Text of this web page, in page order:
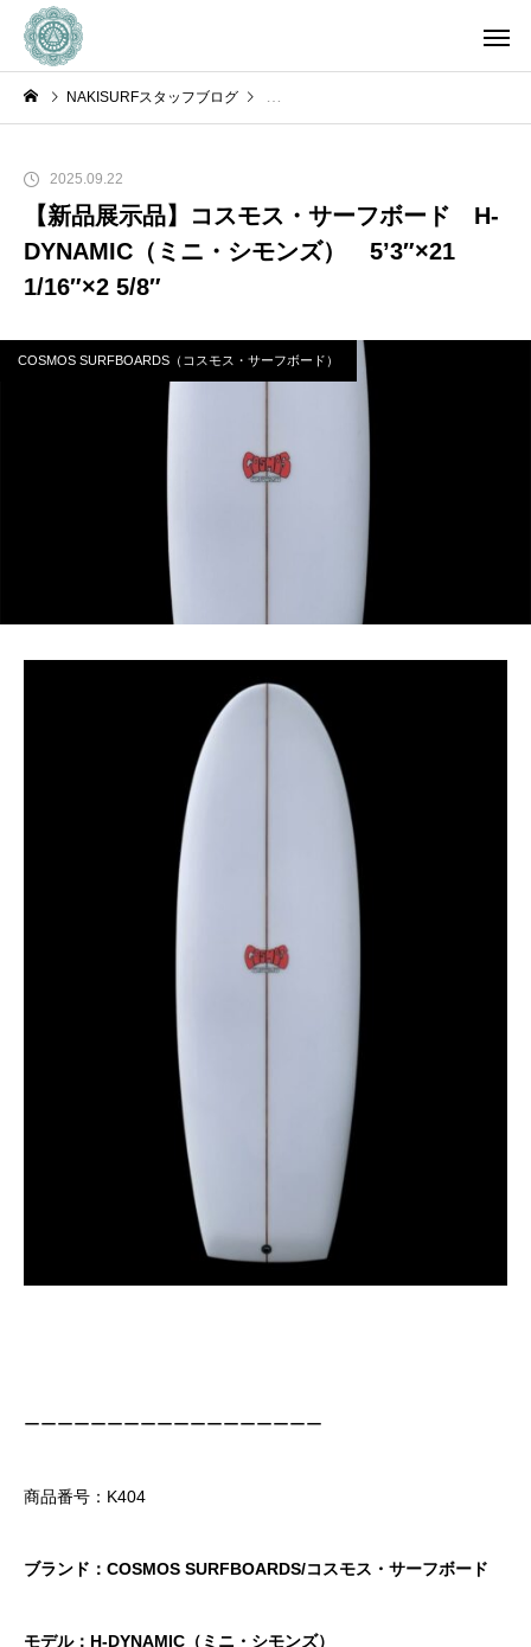
NAKISURFスタッフブログ COSMOS SURFBOARDS（コスモス・
2025.09.22
【新品展示品】コスモス・サーフボード H-
DYNAMIC（ミニ・シモンズ） 5’3″×21
1/16″×2 5/8″
COSMOS SURFBOARDS（コスモス・サーフボード）
ーーーーーーーーーーーーーーーーーー
商品番号：K404
ブランド：COSMOS SURFBOARDS/コスモス・サーフボード
モデル：H-DYNAMIC（ミニ・シモンズ）